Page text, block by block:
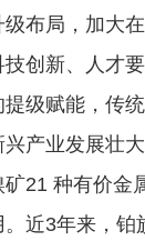
布局，加大
创新、人才
级赋能，传
产业发展壮
21 种有价金
近3年来，铂